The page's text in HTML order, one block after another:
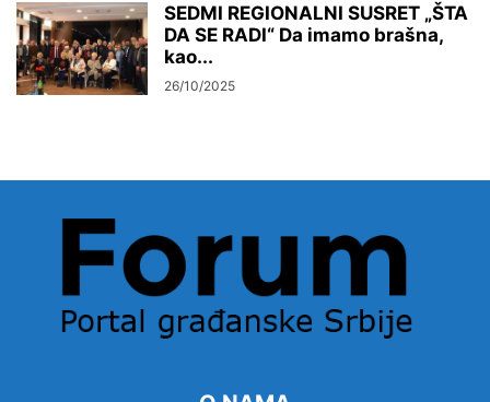
SEDMI REGIONALNI SUSRET „ŠTA
DA SE RADI“ Da imamo brašna,
kao...
26/10/2025